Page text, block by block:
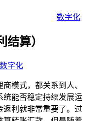
数字化
算）
数字化
模式，都关系到人、
统能否稳定持续发展运
返利就非常重要了。过